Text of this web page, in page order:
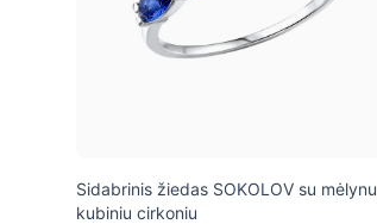
Sidabrinis žiedas SOKOLOV su mėlynu
kubiniu cirkoniu